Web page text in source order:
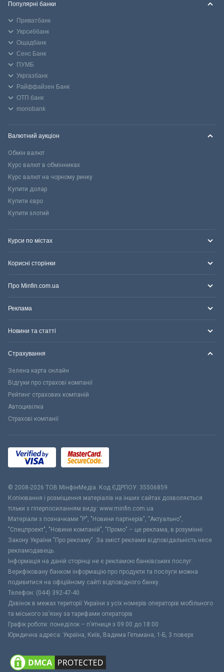
Популярні банки
Приватбанк
Укрсиббанк
Ощадбанк
Сенс Банк
ПУМБ
Укргазбанк
Райффайзен Банк
ОТП банк
monobank
Валютний аукціон
Обмін валют
Курс валют в обмінниках
Курс валют на чорному ринку
Купити долар
Купити євро
Купити злотий
Курси по містах
Корисні сторінки
Про Minfin.com.ua
Реклама
Новини та статті
Страхування
Зелена карта онлайн
Відгуки про страхові компанії
Рейтинг страхових компаній
Автоцивілка
Страхові компанії
© 2008-2026 ТОВ МiнфiнМедiа. Код ЄДРПОУ: 35506859
Копіювання і розміщення матеріалів на інших сайтах дозволяється
тільки з гіперпосиланням виду: www.minfin.com.ua
Матеріали з позначками "Р", "Новини партнерів", "Актуально",
"Спецпроект", "Новини компаній", "Промо" – це реклама, в розумінні
Закону України "Про рекламу". За зміст реклами відповідальність несе
рекламодавець.
Інформація на даній сторінці не є рекламою банківських послуг.
Верифіковану банком інформацію про продукти та послуги можна
подивитися на офіційному сайті відповідного банку.
Телефон: (044) 392-47-40
Дзвінок в межах території України з усіх номерів операторів мобільного
та міського зв’язку за тарифами операторів
Графік роботи: понеділок – п’ятниця з 09:00 до 18:00
Юридична адреса: Україна, Київ, Вадима Гетьмана, 1-Б, 3 поверх